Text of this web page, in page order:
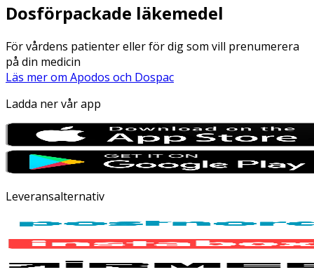
Dosförpackade läkemedel
För vårdens patienter eller för dig som vill prenumerera
på din medicin
Läs mer om Apodos och Dospac
Ladda ner vår app
Leveransalternativ